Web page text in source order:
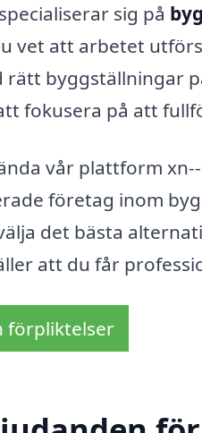
sig på
vet att arbetet
rätt byggställningar
fokusera på att
vår plattform
företag inom
det bästa
att du får
förpliktelser